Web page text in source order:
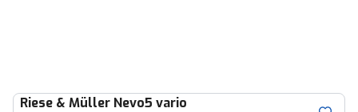
Riese & Müller Nevo5 vario